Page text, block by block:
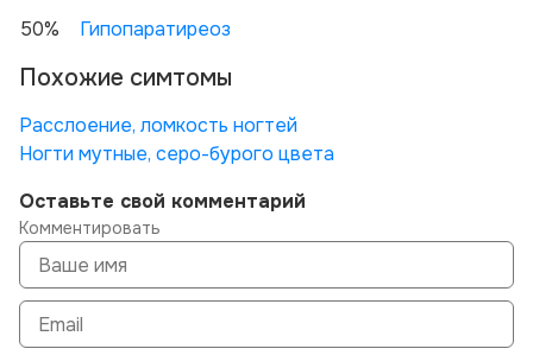
50%
Гипопаратиреоз
Похожие симтомы
Расслоение, ломкость ногтей
Ногти мутные, серо-бурого цвета
Оставьте свой комментарий
Комментировать